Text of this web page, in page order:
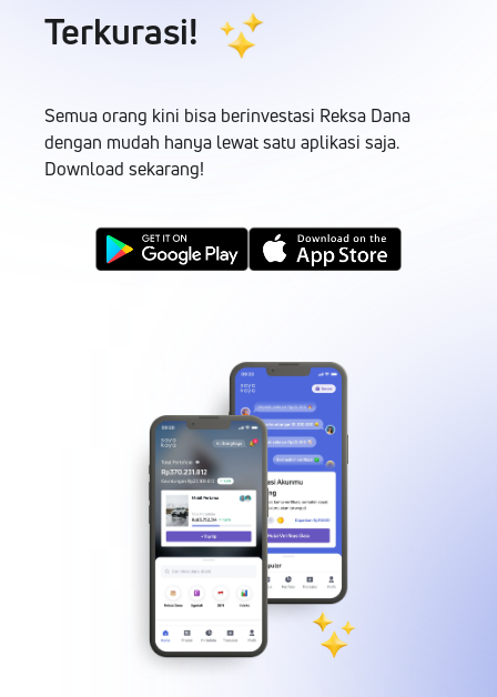
Terkurasi!
Semua orang kini bisa berinvestasi Reksa Dana
dengan mudah hanya lewat satu aplikasi saja.
Download sekarang!